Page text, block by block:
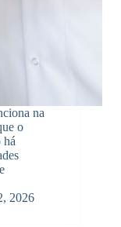
na
o
há
2026